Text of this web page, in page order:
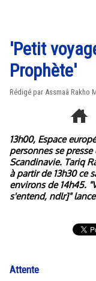
'Petit
Prophète'
Rédigé par Assmaâ Rakho
13h00, Espace
personnes se
Scandinavie. Tariq
à partir de 13h30 ce
environs de 14h45.
s'entend, ndlr]"
Attente